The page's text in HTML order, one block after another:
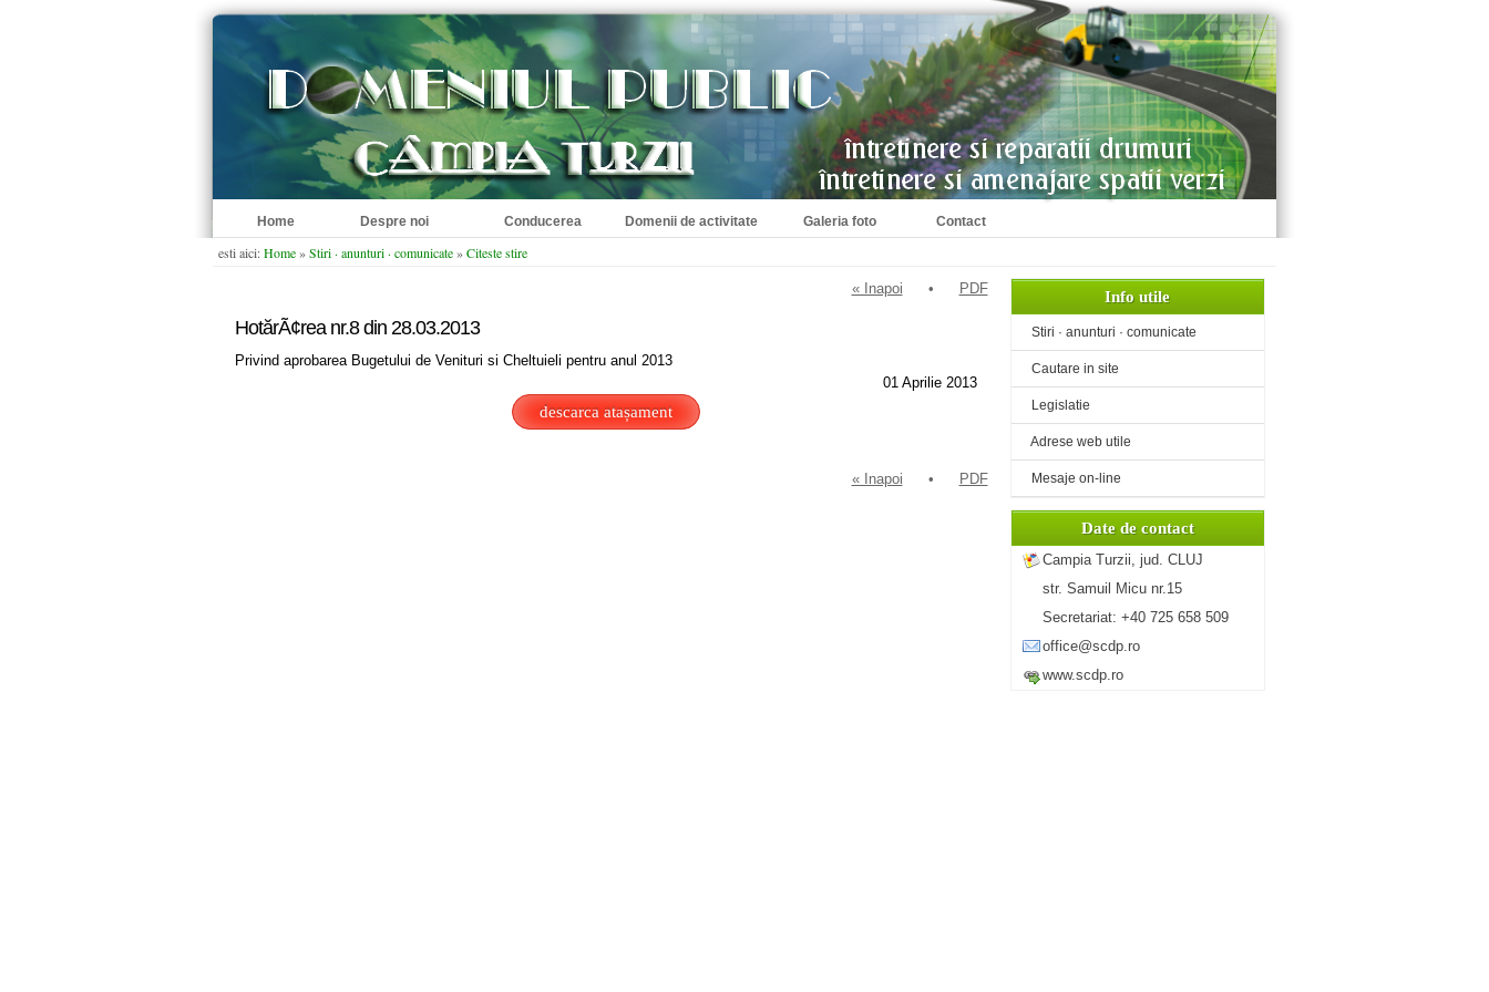
Home Despre noi Conducerea Domenii de activitate Galeria foto Contact
esti aici:Home»Stiri · anunturi · comunicate»Citeste stire
« Inapoi • PDF
HotărÃ¢rea nr.8 din 28.03.2013
Privind aprobarea Bugetului de Venituri si Cheltuieli pentru anul 2013
01 Aprilie 2013
descarca atașament
« Inapoi • PDF
Info utile
Stiri · anunturi · comunicate
Cautare in site
Legislatie
Adrese web utile
Mesaje on-line
Date de contact
Campia Turzii, jud. CLUJ
str. Samuil Micu nr.15
Secretariat: +40 725 658 509
office@scdp.ro
www.scdp.ro